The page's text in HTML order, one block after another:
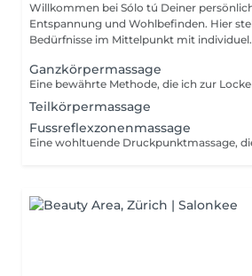
Willkommen bei Sólo tú Deiner
Entspannung und Wohlbefinden. Hier
Bedürfnisse im Mittelpunkt mit
Ganzkörpermassage
Teilkörpermassage
Fussreflexzonenmassage